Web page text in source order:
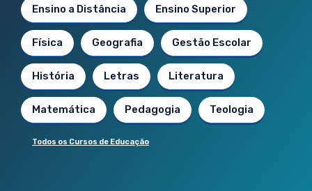
Ensino a Distância Ensino Superior
Física Geografia Gestão Escolar
História Letras Literatura
Matemática Pedagogia Teologia
Todos os Cursos de Educação